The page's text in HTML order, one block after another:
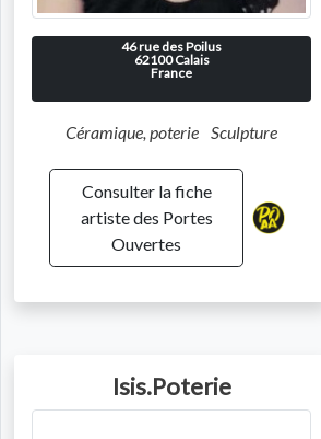
46 rue des Poilus
62100Calais
France
Céramique, poterie Sculpture
Consulter la fiche
artiste des Portes
Ouvertes
Isis.Poterie